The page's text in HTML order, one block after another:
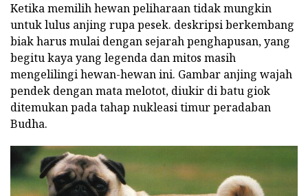
Ketika memilih hewan peliharaan tidak mungkin
untuk lulus anjing rupa pesek. deskripsi berkembang
biak harus mulai dengan sejarah penghapusan, yang
begitu kaya yang legenda dan mitos masih
mengelilingi hewan-hewan ini. Gambar anjing wajah
pendek dengan mata melotot, diukir di batu giok
ditemukan pada tahap nukleasi timur peradaban
Budha.